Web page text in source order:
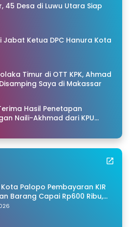
45 Desa di Luwu Utara Siap
Jabat Ketua DPC Hanura Kota
Timur di OTT KPK, Ahmad
Saya di Makassar
Hasil Penetapan
Naili-Akhmad dari KPU
Kota Palopo Pembayaran KIR
Barang Capai Rp600 Ribu,
Pertanyakan Dugaan Pungli